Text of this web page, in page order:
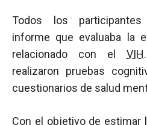
Todos los participantes
informe que evaluaba la
relacionado con el VIH
realizaron pruebas
cuestionarios de salud
Con el objetivo de estimar